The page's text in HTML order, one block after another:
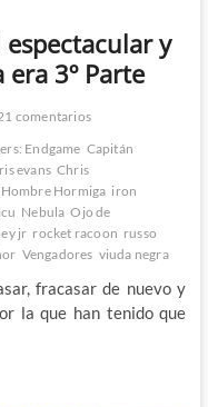
espectacular y
3º Parte
comentarios
Endgame Capitán
evans Chris
Hombre Hormiga iron
Nebula Ojo de
jr rocket racoon russo
Vengadores viuda negra
fracasar de nuevo y
la que han tenido que